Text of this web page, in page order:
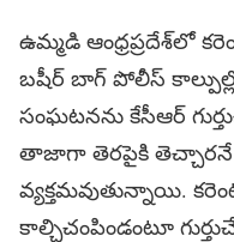
ఉమ్మడి ఆంధ్రప్రదేశ్‌లో
బషీర్ బాగ్ పోలీస్
సంఘటనను కేసీఆర్
తాజాగా తెరపైకి
వ్యక్తమవుతున్నాయి.
కాల్చిచంపిండంటూ